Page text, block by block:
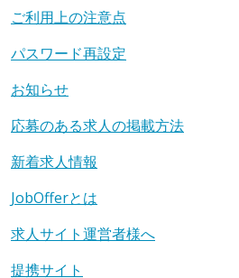
ご利用上の注意点
パスワード再設定
お知らせ
応募のある求人の掲載方法
新着求人情報
JobOfferとは
求人サイト運営者様へ
提携サイト